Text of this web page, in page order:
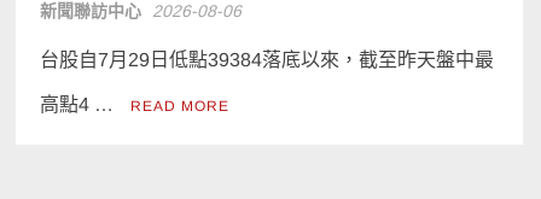
新聞聯訪中心 2026-08-06
台股自7月29日低點39384落底以來，截至昨天盤中最
高點4 … READ MORE